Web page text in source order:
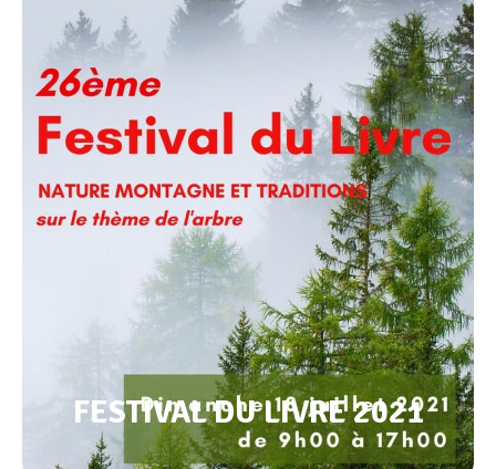
FESTIVAL DU LIVRE 2021